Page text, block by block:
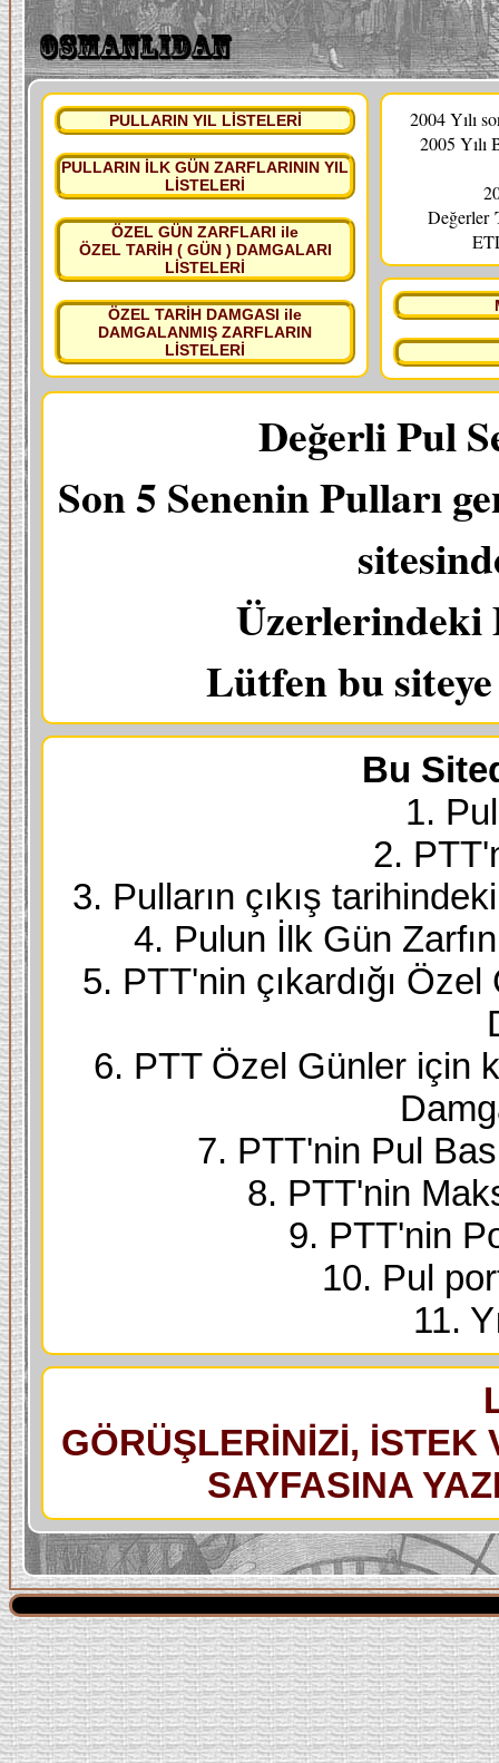
PULLARIN YIL LİSTELERİ
PULLARIN İLK GÜN ZARFLARININ YIL
LİSTELERİ
ÖZEL GÜN ZARFLARI ile
ÖZEL TARİH ( GÜN ) DAMGALARI
LİSTELERİ
ÖZEL TARİH DAMGASI ile
DAMGALANMIŞ ZARFLARIN
LİSTELERİ
2004 Yılı
2005 Yılı
Değerler
Değerli Pul
Son 5 Senenin Pulları
Üzerlerindeki
Lütfen bu
Bu
1.
2.
3. Pulların çıkış
4. Pulun İlk Gün
5. PTT'nin çıkardığı
6. PTT Özel Günler için
7. PTT'nin Pul
8. PTT'nin
9. PTT'nin
10. Pul
11.
GÖRÜŞLERİNİZİ, İSTEK
SAYFASINA